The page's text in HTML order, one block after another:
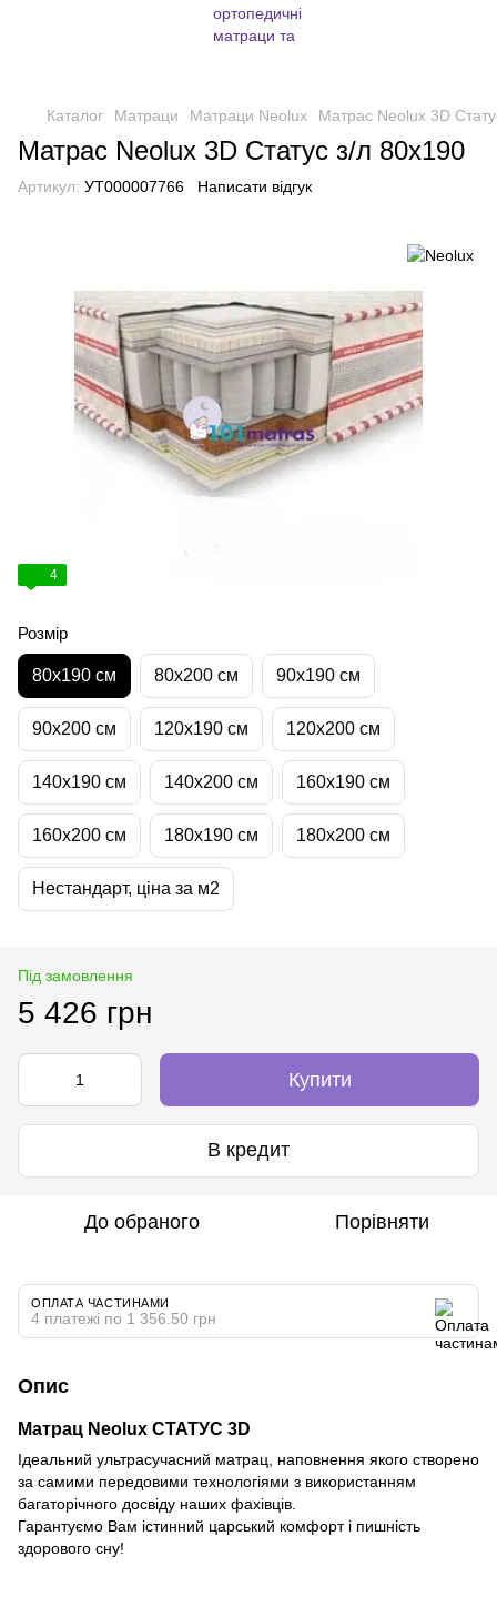
Каталог Матраци Матраци Neolux Матрас Neolux 3D
Матрас Neolux 3D Статус з/л 80х190
Артикул: УТ000007766 Написати відгук
4
Розмір
80х190 см 80х200 см 90х190 см
90х200 см 120х190 см 120х200 см
140х190 см 140х200 см 160х190 см
160х200 см 180х190 см 180х200 см
Нестандарт, ціна за м2
Під замовлення
5 426 грн
Купити
В кредит
До обраного Порівняти
ОПЛАТА ЧАСТИНАМИ
4 платежі по 1 356.50 грн
Опис
Матрац Neolux СТАТУС 3D
Ідеальний ультрасучасний матрац, наповнення якого створено
за самими передовими технологіями з використанням
багаторічного досвіду наших фахівців.
Гарантуємо Вам істинний царський комфорт і пишність
здорового сну!